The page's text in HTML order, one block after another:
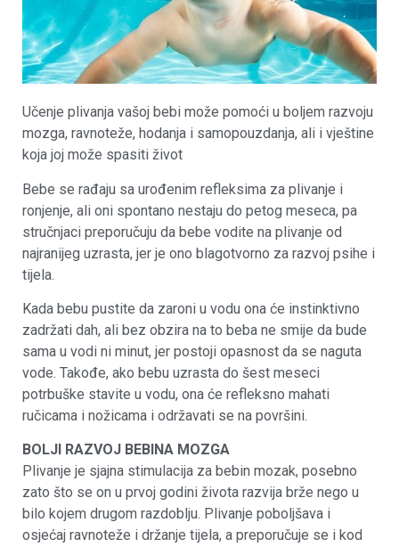
Učenje plivanja vašoj bebi može pomoći u boljem razvoju
mozga, ravnoteže, hodanja i samopouzdanja, ali i vještine
koja joj može spasiti život
Bebe se rađaju sa urođenim refleksima za plivanje i
ronjenje, ali oni spontano nestaju do petog meseca, pa
stručnjaci preporučuju da bebe vodite na plivanje od
najranijeg uzrasta, jer je ono blagotvorno za razvoj psihe i
tijela.
Kada bebu pustite da zaroni u vodu ona će instinktivno
zadržati dah, ali bez obzira na to beba ne smije da bude
sama u vodi ni minut, jer postoji opasnost da se naguta
vode. Takođe, ako bebu uzrasta do šest meseci
potrbuške stavite u vodu, ona će refleksno mahati
ručicama i nožicama i održavati se na površini.
BOLJI RAZVOJ BEBINA MOZGA
Plivanje je sjajna stimulacija za bebin mozak, posebno
zato što se on u prvoj godini života razvija brže nego u
bilo kojem drugom razdoblju. Plivanje poboljšava i
osjećaj ravnoteže i držanje tijela, a preporučuje se i kod